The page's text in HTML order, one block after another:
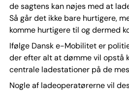
de sagtens kan nøjes med at
Så går det ikke bare hurtigere,
komme hurtigere til og dermed
Ifølge Dansk e-Mobilitet er
der efter alt at dømme vil opstå
centrale ladestationer på de
Nogle af ladeoperatørerne vil